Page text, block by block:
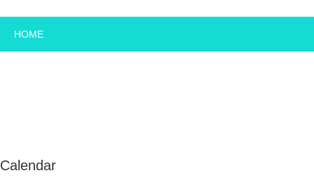
HOME
Calendar